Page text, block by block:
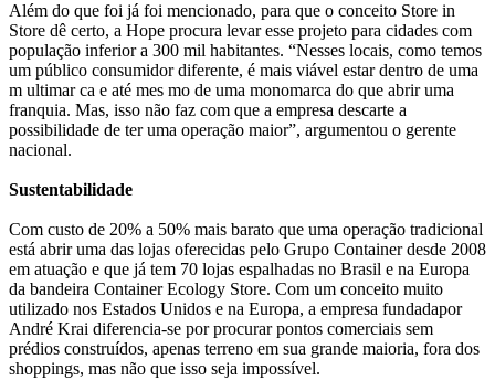
Além do que foi já foi mencionado, para que o conceito Store in
Store dê certo, a Hope procura levar esse projeto para cidades com
população inferior a 300 mil habitantes. “Nesses locais, como temos
um público consumidor diferente, é mais viável estar dentro de uma
m ultimar ca e até mes mo de uma monomarca do que abrir uma
franquia. Mas, isso não faz com que a empresa descarte a
possibilidade de ter uma operação maior”, argumentou o gerente
nacional.
Sustentabilidade
Com custo de 20% a 50% mais barato que uma operação tradicional
está abrir uma das lojas oferecidas pelo Grupo Container desde 2008
em atuação e que já tem 70 lojas espalhadas no Brasil e na Europa
da bandeira Container Ecology Store. Com um conceito muito
utilizado nos Estados Unidos e na Europa, a empresa fundadapor
André Krai diferencia-se por procurar pontos comerciais sem
prédios construídos, apenas terreno em sua grande maioria, fora dos
shoppings, mas não que isso seja impossível.